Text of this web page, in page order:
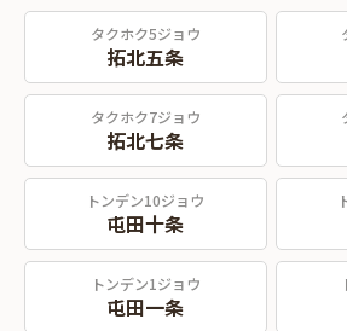
タクホク5ジョウ
拓北五条
タクホク7ジョウ
拓北七条
トンデン10ジョウ
屯田十条
トンデン1ジョウ
屯田一条